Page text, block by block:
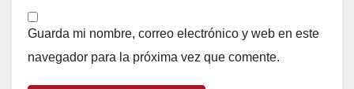
Guarda mi nombre, correo electrónico y web en este
navegador para la próxima vez que comente.